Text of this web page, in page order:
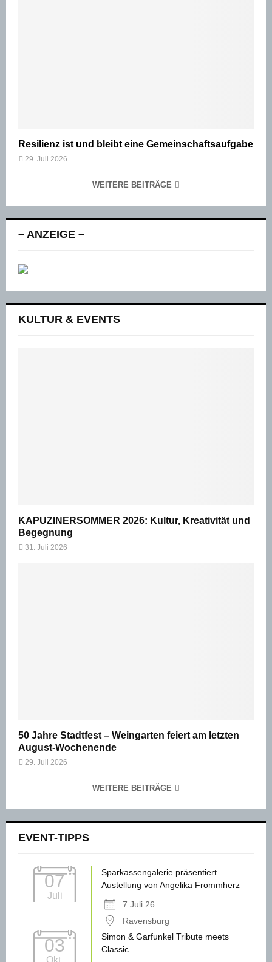
Resilienz ist und bleibt eine Gemeinschaftsaufgabe
29. Juli 2026
WEITERE BEITRÄGE
– ANZEIGE –
KULTUR & EVENTS
KAPUZINERSOMMER 2026: Kultur, Kreativität und
Begegnung
31. Juli 2026
50 Jahre Stadtfest – Weingarten feiert am letzten
August-Wochenende
29. Juli 2026
WEITERE BEITRÄGE
EVENT-TIPPS
07
Juli
Sparkassengalerie präsentiert
Austellung von Angelika Frommherz
7 Juli 26
Ravensburg
03
Simon & Garfunkel Tribute meets
Classic